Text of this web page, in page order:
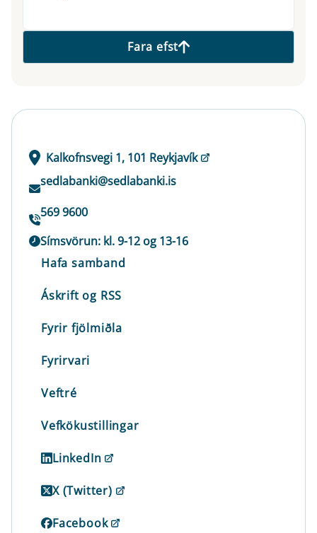
Fara efst
Kalkofnsvegi 1, 101 Reykjavík
sedlabanki@sedlabanki.is
569 9600
Símsvörun: kl. 9-12 og 13-16
Hafa samband
Áskrift og RSS
Fyrir fjölmiðla
Fyrirvari
Veftré
Vefkökustillingar
LinkedIn
X (Twitter)
Facebook